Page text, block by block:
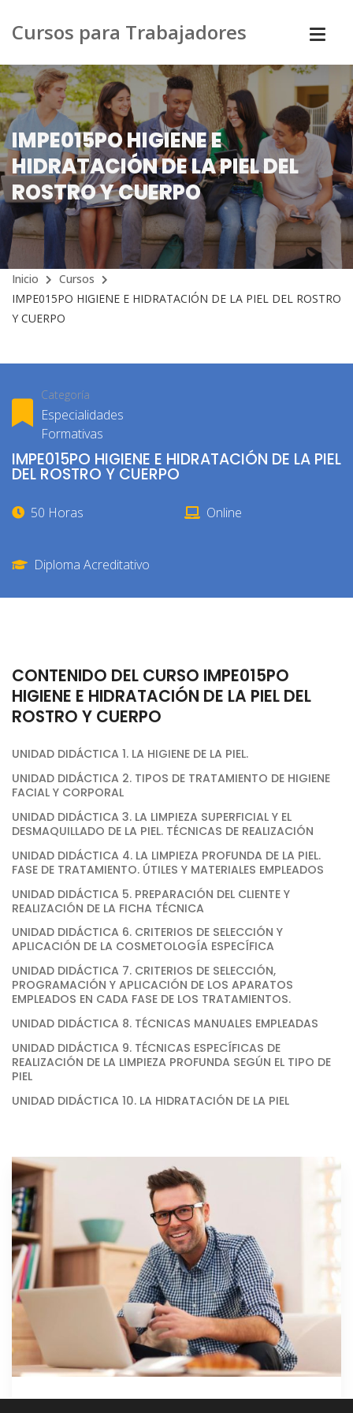
Cursos para Trabajadores
IMPE015PO HIGIENE E
HIDRATACIÓN DE LA PIEL DEL
ROSTRO Y CUERPO
Inicio
Cursos
IMPE015PO HIGIENE E HIDRATACIÓN DE LA PIEL DEL ROSTRO
Y CUERPO
Categoría
Especialidades
Formativas
IMPE015PO HIGIENE E HIDRATACIÓN DE LA PIEL
DEL ROSTRO Y CUERPO
50 Horas Online
Diploma Acreditativo
CONTENIDO DEL CURSO IMPE015PO
HIGIENE E HIDRATACIÓN DE LA PIEL DEL
ROSTRO Y CUERPO
UNIDAD DIDÁCTICA 1. LA HIGIENE DE LA PIEL.
UNIDAD DIDÁCTICA 2. TIPOS DE TRATAMIENTO DE HIGIENE
FACIAL Y CORPORAL
UNIDAD DIDÁCTICA 3. LA LIMPIEZA SUPERFICIAL Y EL
DESMAQUILLADO DE LA PIEL. TÉCNICAS DE REALIZACIÓN
UNIDAD DIDÁCTICA 4. LA LIMPIEZA PROFUNDA DE LA PIEL.
FASE DE TRATAMIENTO. ÚTILES Y MATERIALES EMPLEADOS
UNIDAD DIDÁCTICA 5. PREPARACIÓN DEL CLIENTE Y
REALIZACIÓN DE LA FICHA TÉCNICA
UNIDAD DIDÁCTICA 6. CRITERIOS DE SELECCIÓN Y
APLICACIÓN DE LA COSMETOLOGÍA ESPECÍFICA
UNIDAD DIDÁCTICA 7. CRITERIOS DE SELECCIÓN,
PROGRAMACIÓN Y APLICACIÓN DE LOS APARATOS
EMPLEADOS EN CADA FASE DE LOS TRATAMIENTOS.
UNIDAD DIDÁCTICA 8. TÉCNICAS MANUALES EMPLEADAS
UNIDAD DIDÁCTICA 9. TÉCNICAS ESPECÍFICAS DE
REALIZACIÓN DE LA LIMPIEZA PROFUNDA SEGÚN EL TIPO DE
PIEL
UNIDAD DIDÁCTICA 10. LA HIDRATACIÓN DE LA PIEL